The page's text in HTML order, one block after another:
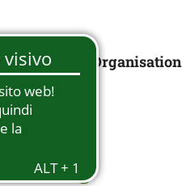
Organisation